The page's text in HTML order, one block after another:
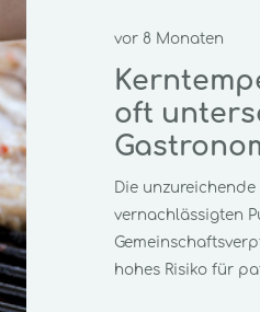
vor 8 Monaten
oft
Die
vernachlässigten
hohes Risiko für